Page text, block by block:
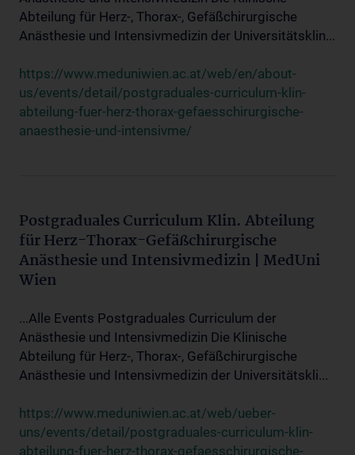
Abteilung für Herz-, Thorax-, Gefäßchirurgische
Anästhesie und Intensivmedizin der Universitätsklin...
https://www.meduniwien.ac.at/web/en/about-
us/events/detail/postgraduales-curriculum-klin-
abteilung-fuer-herz-thorax-gefaesschirurgische-
anaesthesie-und-intensivme/
Postgraduales Curriculum Klin. Abteilung
für Herz-Thorax-Gefäßchirurgische
Anästhesie und Intensivmedizin | MedUni
Wien
...Alle Events Postgraduales Curriculum der
Anästhesie und Intensivmedizin Die Klinische
Abteilung für Herz-, Thorax-, Gefäßchirurgische
Anästhesie und Intensivmedizin der Universitätskli...
https://www.meduniwien.ac.at/web/ueber-
uns/events/detail/postgraduales-curriculum-klin-
abteilung-fuer-herz-thorax-gefaesschirurgische-